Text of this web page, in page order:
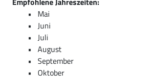
Mai
Juni
Juli
August
September
Oktober